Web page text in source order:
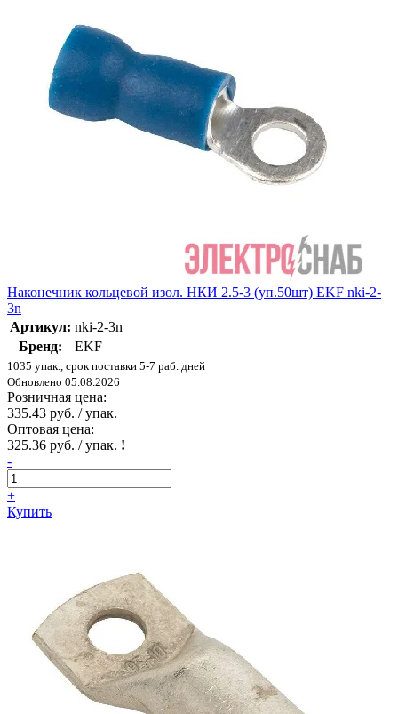
Наконечник кольцевой изол. НКИ 2.5-3 (уп.50шт) EKF nki-2-
3n
Артикул: nki-2-3n
Бренд:
EKF
1035 упак., срок поставки 5-7 раб. дней
Обновлено 05.08.2026
Розничная цена:
335.43 руб. / упак.
Оптовая цена:
325.36 руб. / упак. !
-
+
Купить